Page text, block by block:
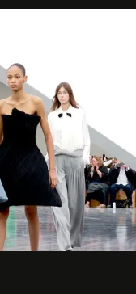
得太前的 Demna
。而從剛剛推出
道 Demna 沒這麼
！